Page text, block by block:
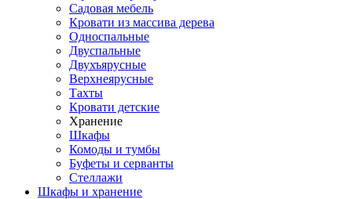
Садовая мебель
Кровати из массива дерева
Односпальные
Двуспальные
Двухъярусные
Верхнеярусные
Тахты
Кровати детские
Хранение
Шкафы
Комоды и тумбы
Буфеты и серванты
Стеллажи
Шкафы и хранение